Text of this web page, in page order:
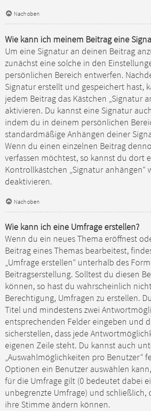
Nach oben
Wie kann ich meinem Beitrag eine
Um eine Signatur an deinen Beitrag
zunächst eine solche in den
persönlichen Bereich entwerfen.
Signatur erstellt und gespeichert hast,
jedem Beitrag das Kästchen „Signatur
aktivieren. Du kannst eine Signatur
indem du in deinem persönlichen
standardmäßige Anhängen deiner
Wenn du einen einzelnen Beitrag
verfassen möchtest, so kannst du dort
Kontrollkästchen „Signatur anhängen“
deaktivieren.
Nach oben
Wie kann ich eine Umfrage erstellen?
Wenn du ein neues Thema eröffnest
Beitrag eines Themas bearbeitest,
„Umfrage erstellen“ unterhalb des
Beitragserstellung. Solltest du diesen
können, so hast du wahrscheinlich
Berechtigung, Umfragen zu erstellen.
Titel und mindestens zwei
entsprechenden Felder eingeben und
sicherstellen, dass jede
eigenen Zeile steht. Du kannst auch
„Auswahlmöglichkeiten pro Benutzer“
Optionen ein Benutzer auswählen
für die Umfrage gilt (0 bedeutet dabei
unbegrenzte Umfrage) und schließlich,
ihre Stimme ändern können.